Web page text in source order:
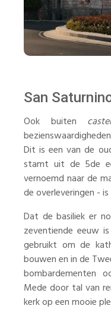
San
Ook buiten
Dit is een van de
stamt uit de 5de
vernoemd naar de
de overleveringen -
Dat de basiliek er
zeventiende eeuw
gebruikt om de
bouwen en in de
bombardementen
Mede door tal van
kerk op een mooie